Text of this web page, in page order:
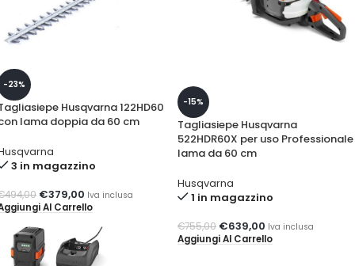
-23%
Husqvarna 122HD60
lama doppia da 60 cm
3 in magazzino
494,00 €379,00 Iva inclusa
Al Carrello
-15%
Tagliasiepe Husqvarna
522HDR60X per uso Professionale
lama da 60 cm
Husqvarna
1 in magazzino
€755,00 €639,00 Iva inclusa
Aggiungi Al Carrello